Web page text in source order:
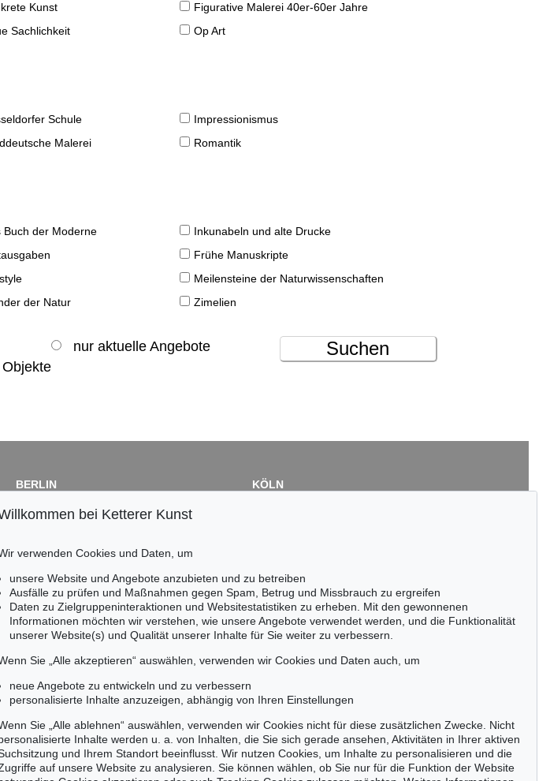
Kunst
Figurative Malerei 40er-60er Jahre
Sachlichkeit
Op Art
Schule
Impressionismus
Malerei
Romantik
Buch der Moderne
Inkunabeln und alte Drucke
Frühe Manuskripte
Meilensteine der Naturwissenschaften
der Natur Zimelien
nur aktuelle Angebote
Suchen
BERLIN
Fasanenstr. 70
Tel.: +49 (0)30 88 67 53-63
infoberlin@kettererkunst.de
KÖLN
Keine Auktion mehr verpassen!
Wir informieren Sie rechtzeitig.
Jetzt zum Newsletter anmelden >
bei Ketterer Kunst
verwenden Cookies und Daten, um
unsere Website und Angebote anzubieten und zu betreiben
Ausfälle zu prüfen und Maßnahmen gegen Spam, Betrug und Missbrauch zu ergreifen
Daten zu Zielgruppeninteraktionen und Websitestatistiken zu erheben. Mit den gewonnenen
Informationen möchten wir verstehen, wie unsere Angebote verwendet werden, und die Funktionalität
unserer Website(s) und Qualität unserer Inhalte für Sie weiter zu verbessern.
Sie „Alle akzeptieren“ auswählen, verwenden wir Cookies und Daten auch, um
neue Angebote zu entwickeln und zu verbessern
personalisierte Inhalte anzuzeigen, abhängig von Ihren Einstellungen
Sie „Alle ablehnen“ auswählen, verwenden wir Cookies nicht für diese zusätzlichen Zwecke. Nicht
Inhalte werden u. a. von Inhalten, die Sie sich gerade ansehen, Aktivitäten in Ihrer aktiven
und Ihrem Standort beeinflusst. Wir nutzen Cookies, um Inhalte zu personalisieren und die
auf unsere Website zu analysieren. Sie können wählen, ob Sie nur für die Funktion der Website